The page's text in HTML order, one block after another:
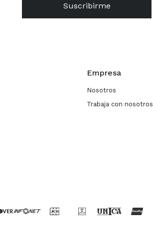
Empresa
Nosotros
Trabaja con nosotros
Suscribirme